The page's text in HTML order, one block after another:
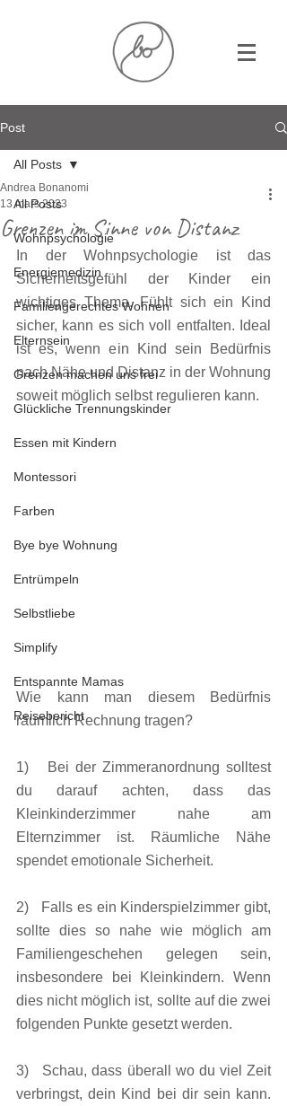
Post
All Posts
Wohnpsychologie
Energiemedizin
Familiengerechtes Wohnen
Elternsein
Grenzen machen uns frei
Glückliche Trennungskinder
Essen mit Kindern
Montessori
Farben
Bye bye Wohnung
Entrümpeln
Selbstliebe
Simplify
Entspannte Mamas
Reisebericht
All Posts
Grenzen im Sinne von Distanz
Andrea Bonanomi
13 mars 2023
In der Wohnpsychologie ist das
Sicherheitsgefühl der Kinder ein
wichtiges Thema. Fühlt sich ein Kind
sicher, kann es sich voll entfalten. Ideal
ist es, wenn ein Kind sein Bedürfnis
nach Nähe und Distanz in der Wohnung
soweit möglich selbst regulieren kann.
Wie kann man diesem Bedürfnis
räumlich Rechnung tragen?
1)   Bei der Zimmeranordnung solltest
du darauf achten, dass das
Kleinkinderzimmer nahe am
Elternzimmer ist. Räumliche Nähe
spendet emotionale Sicherheit.
2)   Falls es ein Kinderspielzimmer gibt,
sollte dies so nahe wie möglich am
Familiengeschehen gelegen sein,
insbesondere bei Kleinkindern. Wenn
dies nicht möglich ist, sollte auf die zwei
folgenden Punkte gesetzt werden.
3)   Schau, dass überall wo du viel Zeit
verbringst, dein Kind bei dir sein kann.